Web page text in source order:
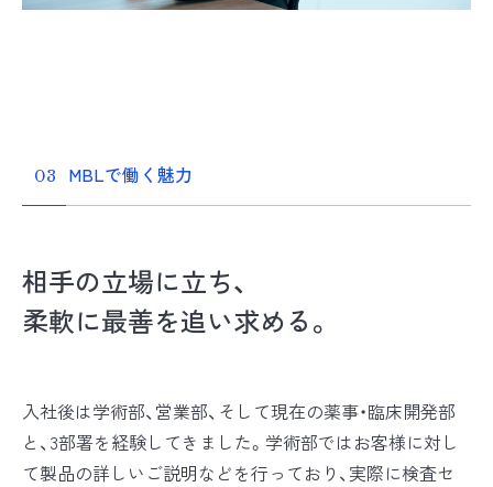
03 MBLで働く魅力
相手の立場に立ち、
柔軟に最善を追い求める。
入社後は学術部、営業部、そして現在の薬事・臨床開発部
と、3部署を経験してきました。学術部ではお客様に対し
て製品の詳しいご説明などを行っており、実際に検査セ